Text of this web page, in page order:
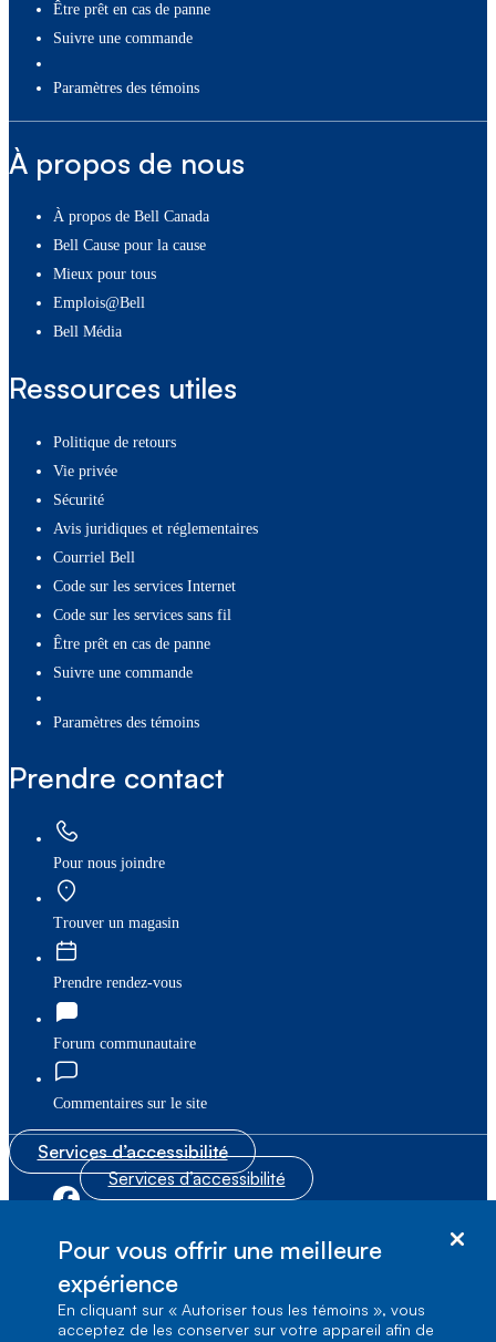
Être prêt en cas de panne
Suivre une commande
paramètres des témoins
À propos de nous
À propos de Bell Canada
Bell Cause pour la cause
Mieux pour tous
Emplois@Bell
Bell Média
Ressources utiles
Politique de retours
Vie privée
Sécurité
Avis juridiques et réglementaires
Courriel Bell
Code sur les services Internet
Code sur les services sans fil
Être prêt en cas de panne
Suivre une commande
paramètres des témoins
Prendre contact
Pour nous joindre
Trouver un magasin
Prendre rendez-vous
Forum communautaire
Commentaires sur le site
Services d’accessibilité
Services d’accessibilité
1, carrefour Alexander-Graham-Bell, Aile A-7,
Verdun, Québec, H3E 3B3
Pour vous offrir une meilleure
expérience
En cliquant sur « Autoriser tous les témoins », vous
acceptez de les conserver sur votre appareil afin de